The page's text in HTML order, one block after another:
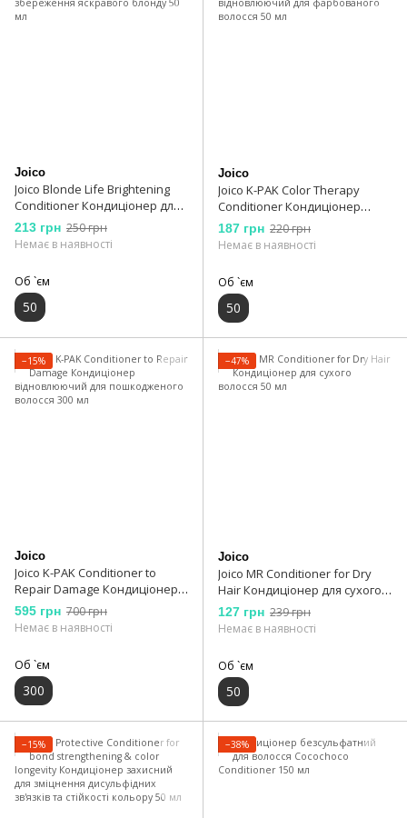
Joico
Joico Blonde Life Brightening
Conditioner Кондиціонер для
збереження яскравого
блонду 50 мл
213 грн 250 грн
Немає в наявності
Об `єм
50
Joico
Joico K-PAK Color Therapy
Conditioner Кондиціонер
відновлюючий для
фарбованого волосся 50 мл
187 грн 220 грн
Немає в наявності
Об `єм
50
−15%
Joico
Joico K-PAK Conditioner to
Repair Damage Кондиціонер
відновлюючий для
пошкодженого волосся 300
595 грн 700 грн
Немає в наявності
Об `єм
300
−47%
Joico
Joico MR Conditioner for Dry
Hair Кондиціонер для сухого
волосся 50 мл
127 грн 239 грн
Немає в наявності
Об `єм
50
−15% −38%